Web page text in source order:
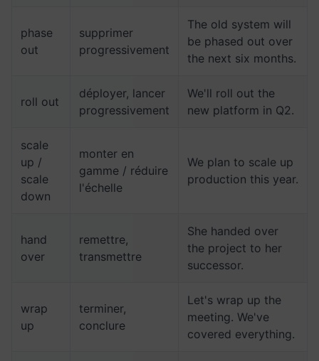
phase
out
supprimer
progressivement
The old system will
be phased out over
the next six months.
roll out
déployer, lancer
progressivement
We'll roll out the
new platform in Q2.
scale
up /
scale
down
monter en
gamme / réduire
l'échelle
We plan to scale up
production this year.
hand
over
remettre,
transmettre
She handed over
the project to her
successor.
wrap
up
terminer,
conclure
Let's wrap up the
meeting. We've
covered everything.